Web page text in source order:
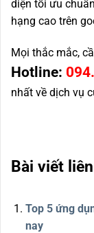
diện tối ưu
hạng cao trên
Mọi thắc mắc,
Hotline:
nhất về dịch vụ
Bài viết
Top 5 ứng
nay